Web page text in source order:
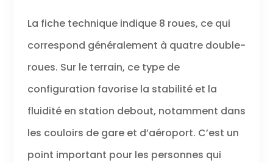
La fiche technique indique 8 roues, ce qui
correspond généralement à quatre double-
roues. Sur le terrain, ce type de
configuration favorise la stabilité et la
fluidité en station debout, notamment dans
les couloirs de gare et d’aéroport. C’est un
point important pour les personnes qui